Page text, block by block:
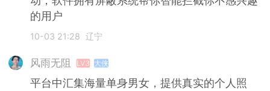
的用户
10-03 21:28 辽宁
风雨无阻 LV3 大侠
平台中汇集海量单身男女，提供真实的个人照